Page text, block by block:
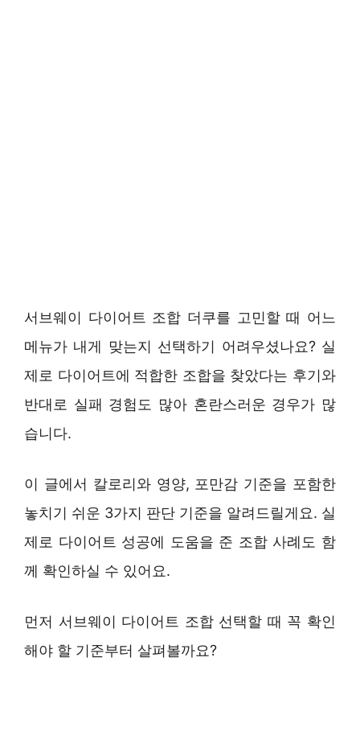
서브웨이 다이어트 조합 더쿠를 고민할 때 어느
메뉴가 내게 맞는지 선택하기 어려우셨나요? 실
제로 다이어트에 적합한 조합을 찾았다는 후기와
반대로 실패 경험도 많아 혼란스러운 경우가 많
습니다.
이 글에서 칼로리와 영양, 포만감 기준을 포함한
놓치기 쉬운 3가지 판단 기준을 알려드릴게요. 실
제로 다이어트 성공에 도움을 준 조합 사례도 함
께 확인하실 수 있어요.
먼저 서브웨이 다이어트 조합 선택할 때 꼭 확인
해야 할 기준부터 살펴볼까요?